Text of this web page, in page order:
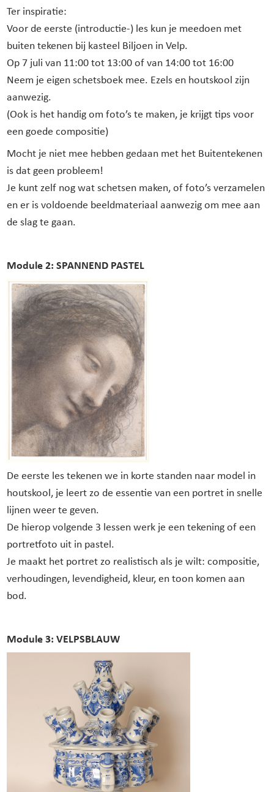
Ter inspiratie:
Voor de eerste (introductie-) les kun je meedoen met
buiten tekenen bij kasteel Biljoen in Velp.
Op 7 juli van 11:00 tot 13:00 of van 14:00 tot 16:00
Neem je eigen schetsboek mee. Ezels en houtskool zijn
aanwezig.
(Ook is het handig om foto’s te maken, je krijgt tips voor
een goede compositie)
Mocht je niet mee hebben gedaan met het Buitentekenen
is dat geen probleem!
Je kunt zelf nog wat schetsen maken, of foto’s verzamelen
en er is voldoende beeldmateriaal aanwezig om mee aan
de slag te gaan.
Module 2: SPANNEND PASTEL
De eerste les tekenen we in korte standen naar model in
houtskool, je leert zo de essentie van een portret in snelle
lijnen weer te geven.
De hierop volgende 3 lessen werk je een tekening of een
portretfoto uit in pastel.
Je maakt het portret zo realistisch als je wilt: compositie,
verhoudingen, levendigheid, kleur, en toon komen aan
bod.
Module 3: VELPSBLAUW